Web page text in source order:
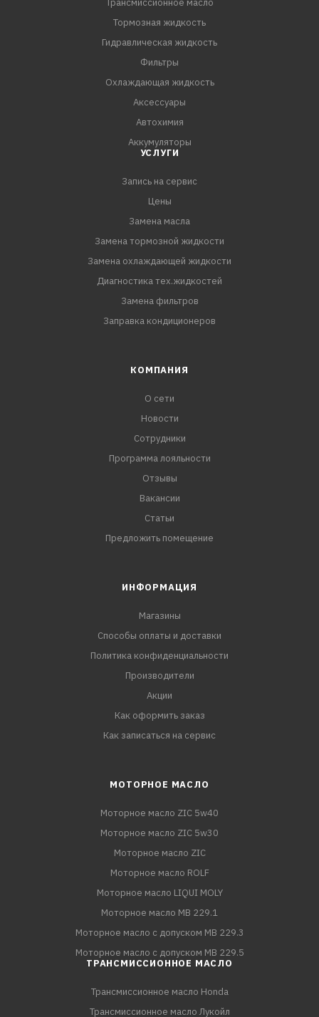
протяжении всего срока службы масла
ПАО «Автодизель» (ЯМЗ)
Трансмиссионное масло
Тормозная жидкость
Гидравлическая жидкость
Фильтры
Охлаждающая жидкость
Аксессуары
Автохимия
Аккумуляторы
УСЛУГИ
Запись на сервис
Цены
Замена масла
Замена тормозной жидкости
Замена охлаждающей жидкости
Диагностика тех.жидкостей
Замена фильтров
Заправка кондиционеров
КОМПАНИЯ
О сети
Новости
Сотрудники
Программа лояльности
Отзывы
Вакансии
Статьи
Предложить помещение
ИНФОРМАЦИЯ
Магазины
Способы оплаты и доставки
Политика конфиденциальности
Производители
Акции
Как оформить заказ
Как записаться на сервис
МОТОРНОЕ МАСЛО
Моторное масло ZIC 5w40
Моторное масло ZIC 5w30
Моторное масло ZIC
Моторное масло ROLF
Моторное масло LIQUI MOLY
Моторное масло MB 229.1
Моторное масло с допуском MB 229.3
Моторное масло с допуском MB 229.5
ТРАНСМИССИОННОЕ МАСЛО
Трансмиссионное масло Honda
Трансмиссионное масло Лукойл